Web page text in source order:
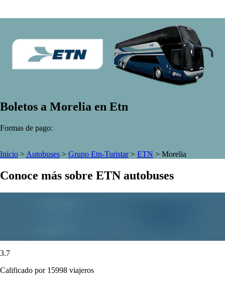
Boletos a Morelia en Etn
Formas de pago:
Inicio > Autobuses > Grupo Etn-Turistar> ETN > Morelia
Conoce más sobre ETN autobuses
3.7
Calificado por 15998 viajeros